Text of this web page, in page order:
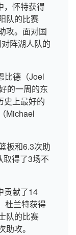
，怀特获得
队的比赛
攻。面对国
阵湖人队的
比德（Joel
的一周的东
史上最好的
Michael
板和6.3次助
取得了3场不
贡献了14
杜兰特获得
队的比赛
攻。